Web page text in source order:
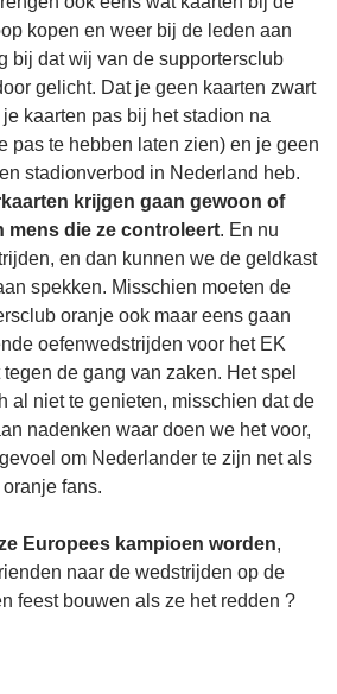
kopen en weer bij de leden aan
bij dat wij van de supportersclub
gelicht. Dat je geen kaarten zwart
kaarten pas bij het stadion na
pas te hebben laten zien) en je geen
stadionverbod in Nederland heb.
krijgen gaan gewoon of
mens die ze controleert. En nu
en dan kunnen we de geldkast
spekken. Misschien moeten de
oranje ook maar eens gaan
oefenwedstrijden voor het EK
de gang van zaken. Het spel
al niet te genieten, misschien dat de
nadenken waar doen we het voor,
om Nederlander te zijn net als
fans.
Europees kampioen worden,
naar de wedstrijden op de
feest bouwen als ze het redden ?